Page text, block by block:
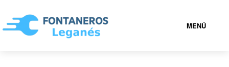
MENÚ